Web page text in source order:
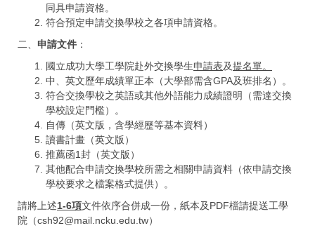
同具申請資格。
符合預定申請交換學校之各項申請資格。
二、 申請文件 ：
國立成功大學工學院赴外交換學生申請表及提名單。
中、英文歷年成績單正本（大學部需含GPA及班排名）。
符合交換學校之英語或其他外語能力成績證明（需達交換
學校設定門檻）。
自傳（英文版，含學經歷等基本資料）
讀書計畫（英文版）
推薦函1封（英文版）
其他配合申請交換學校所需之相關申請資料（依申請交換
學校要求之檔案格式提供）。
請將上述1-6項文件依序合併成一份，紙本及PDF檔請提送工學
院（csh92@mail.ncku.edu.tw）